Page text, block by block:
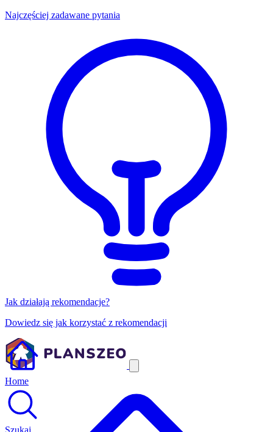
Najczęściej zadawane pytania
Jak działają rekomendacje?
Dowiedz się jak korzystać z rekomendacji
Home
Szukaj